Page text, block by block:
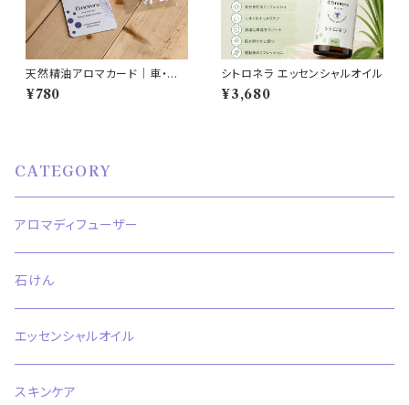
天然精油アロマカード｜車・ク
ローゼット用
¥780
シトロネラ エッセンシャルオイル
¥3,680
CATEGORY
アロマディフューザー
石けん
エッセンシャルオイル
スキンケア